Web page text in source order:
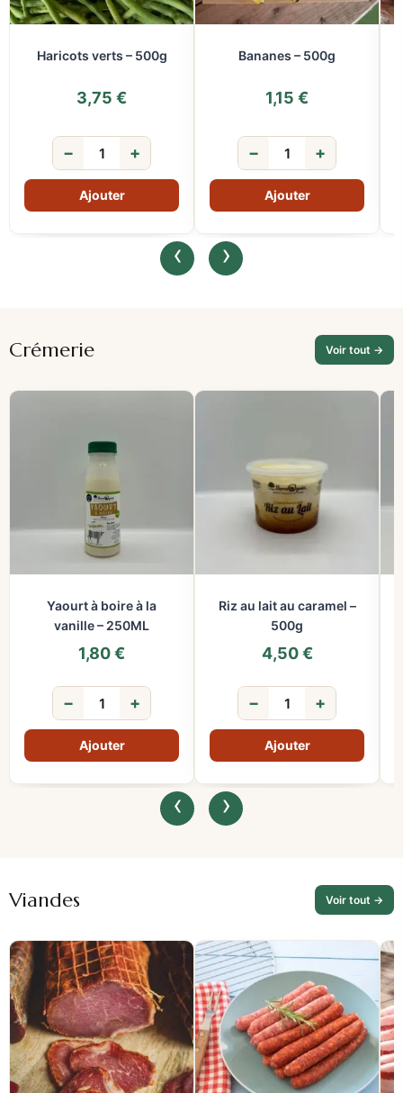
Haricots verts – 500g
3,75 €
− +
Bananes – 500g
1,15 €
− +
‹ ›
Crémerie Voir tout →
Yaourt à boire à la
vanille – 250ML
1,80€
− +
Riz au lait au caramel –
500g
4,50€
− +
‹ ›
Viandes Voir tout →